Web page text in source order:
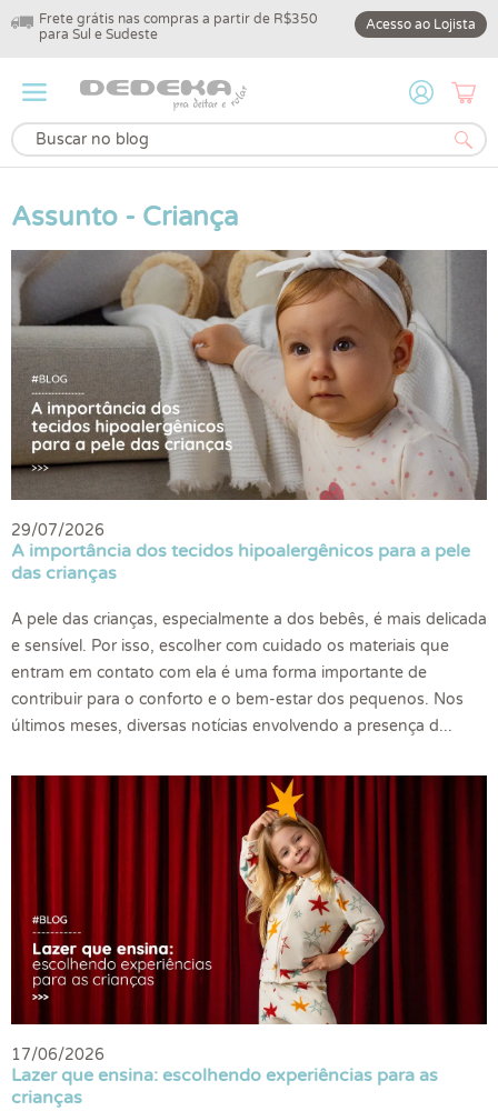
Frete grátis nas compras a partir de R$350
para Sul e Sudeste
10% off na
DEDEKA10
Acesso ao Lojista
Assunto - Criança
29/07/2026
A importância dos tecidos hipoalergênicos para a pele
das crianças
A pele das crianças, especialmente a dos bebês, é mais delicada
e sensível. Por isso, escolher com cuidado os materiais que
entram em contato com ela é uma forma importante de
contribuir para o conforto e o bem-estar dos pequenos. Nos
últimos meses, diversas notícias envolvendo a presença d...
17/06/2026
Lazer que ensina: escolhendo experiências para as
crianças